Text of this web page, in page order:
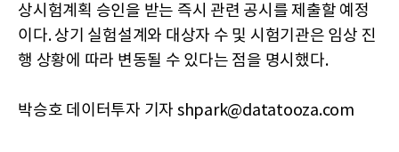
상시험계획 승인을 받는 즉시 관련 공시를 제출할 예정
이다. 상기 실험설계와 대상자 수 및 시험기관은 임상 진
행 상황에 따라 변동될 수 있다는 점을 명시했다.
박승호 데이터투자 기자 shpark@datatooza.com